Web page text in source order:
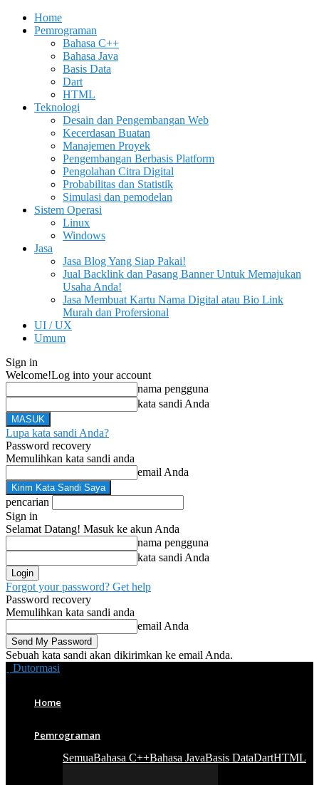
Home
Pemrograman
Bahasa C++
Bahasa Java
Basis Data
Dart
HTML
Teknologi
Desain dan Pengembangan Web
Kecerdasan Buatan
Manajemen Proyek
Pengembangan Berbasis Platform
Pengolahan Citra Digital
Probabilitas dan Statistik
Simulasi dan pemodelan
Sistem Operasi
Linux
Windows
Jasa
Jasa Blog Yang Siap Pakai!
Jual Backlink dan Pasang Banner Untuk Memajukan
Usaha Anda!
Jasa Membuat Kartu Nama Digital atau Bio Link
Murah dan Profersional
UI / UX
Umum
Sign in
Welcome!Log into your account
nama pengguna
kata sandi Anda
Lupa kata sandi Anda?
Password recovery
Memulihkan kata sandi anda
email Anda
pencarian
Sign in
Selamat Datang! Masuk ke akun Anda
nama pengguna
kata sandi Anda
Forgot your password? Get help
Password recovery
Memulihkan kata sandi anda
email Anda
Sebuah kata sandi akan dikirimkan ke email Anda.
Dutormasi
Home
Pemrograman
SemuaBahasa C++Bahasa JavaBasis DataDartHTML